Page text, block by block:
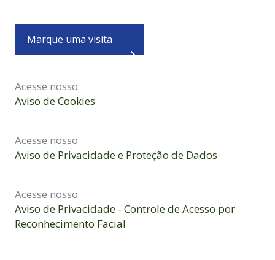
Marque uma visita
Acesse nosso
Aviso de Cookies
Acesse nosso
Aviso de Privacidade e Proteção de Dados
Acesse nosso
Aviso de Privacidade - Controle de Acesso por
Reconhecimento Facial